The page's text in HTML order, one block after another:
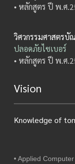
• หลักสูตร ปี พ.ศ
วิศวกรรมศาสตรบั
ปลอดภัยไซเบอร์
• หลักสูตร ปี พ.ศ
Vision
Knowledge of
• Applied